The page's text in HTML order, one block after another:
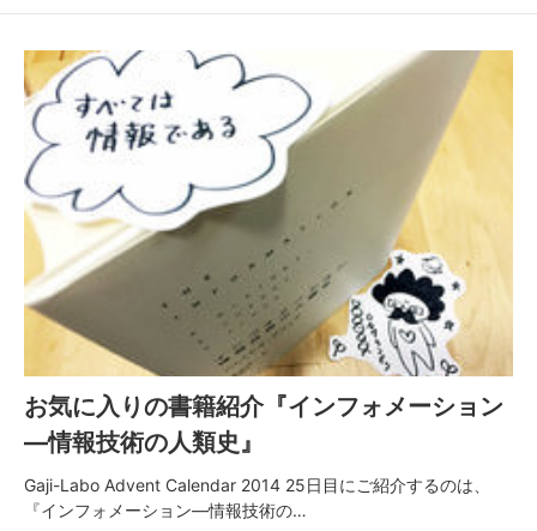
お気に入りの書籍紹介『インフォメーション
―情報技術の人類史』
Gaji-Labo Advent Calendar 2014 25日目にご紹介するのは、
『インフォメーション―情報技術の…